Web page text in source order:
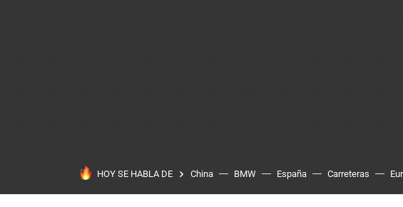
HOY SE HABLA DE China BMW España Carreteras